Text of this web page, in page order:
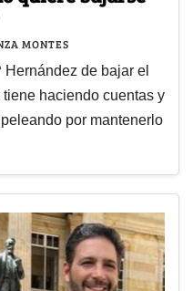
MONTES
de bajar el
haciendo cuentas y
por mantenerlo